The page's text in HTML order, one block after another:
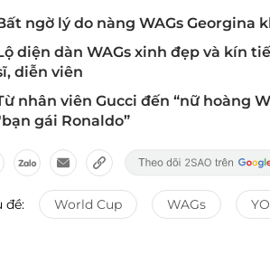
ngờ lý do nàng WAGs Georgina
diện dàn WAGs xinh đẹp và kín
diễn viên
nhân viên Gucci đến “nữ hoàng
gái Ronaldo”
đề: World Cup WAGs